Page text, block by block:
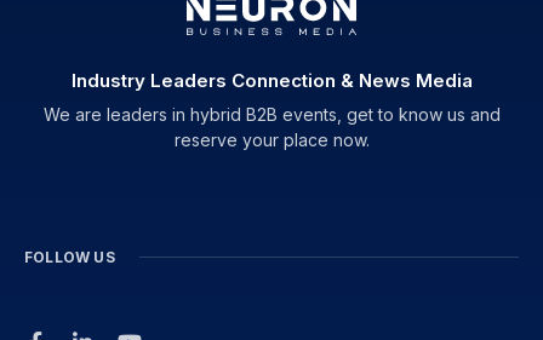
Industry Leaders Connection & News Media
We are leaders in hybrid B2B events, get to know us and
reserve your place now.
FOLLOW US